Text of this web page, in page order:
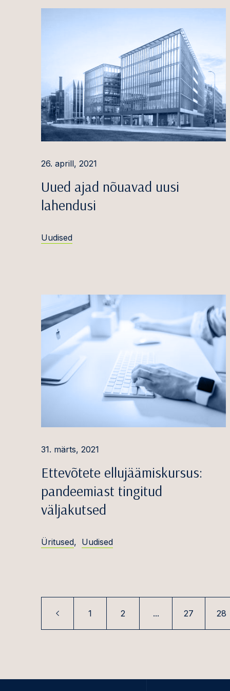
Anton Sigal
Karin Tartu
Maria Teder
Grete-Kai Teeäär
Brigitta Toomingas
Kristi Traagel
Andre Tuul
ESG
Üldine
projektid
26. aprill, 2021
Uued ajad nõuavad uusi
lahendusi
Uudised
31. märts, 2021
Ettevõtete ellujäämiskursus:
pandeemiast tingitud
väljakutsed
Üritused, Uudised
1 2 ... 27 28